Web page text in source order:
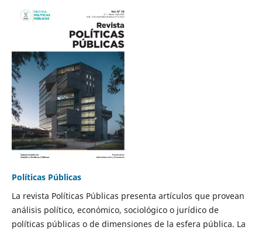
Políticas Públicas
La revista Políticas Públicas presenta artículos que provean
análisis político, económico, sociológico o jurídico de
políticas públicas o de dimensiones de la esfera pública. La